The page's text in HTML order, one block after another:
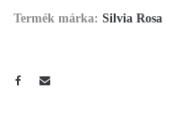
Termék márka: Silvia Rosa